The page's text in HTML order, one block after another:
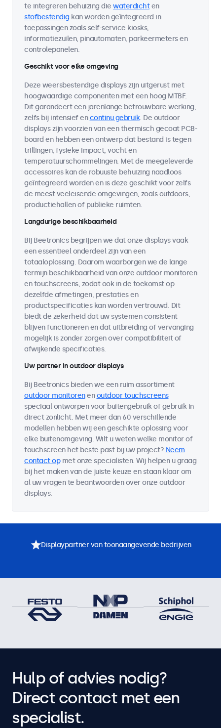
te integreren behuizing die waterdichten
stofbestendig kan worden geïntegreerd in
toepassingen zoals self-service kiosks,
informatiezuilen, pinautomaten, parkeermeters en
controlepanelen.
Geschikt voor elke omgeving
Deze weersbestendige displays zijn uitgerust met
hoogwaardige componenten met een hoog MTBF.
Dit garandeert een jarenlange betrouwbare werking,
zelfs bij intensief encontinu gebruik. De outdoor
displays zijn voorzien van een thermisch gecoat PCB-
board en hebben een ontwerp dat bestand is tegen
trillingen, fysieke impact, vocht en
temperatuurschommelingen. Met de meegeleverde
accessoires kan de robuuste behuizing naadloos
geïntegreerd worden en is deze geschikt voor zelfs
de meest veeleisende omgevingen, zoals outdoors,
productiehallen of publieke ruimten.
Langdurige beschikbaarheid
Bij Beetronics begrijpen we dat onze displays vaak
een essentieel onderdeel zijn van een
totaaloplossing. Daarom waarborgen we de lange
termijn beschikbaarheid van onze outdoor monitoren
en touchscreens, zodat ook in de toekomst op
dezelfde afmetingen, prestaties en
productspecificaties kan worden vertrouwd. Dit
biedt de zekerheid dat uw systemen consistent
blijven functioneren en dat uitbreiding of vervanging
mogelijk is zonder zorgen over compatibiliteit of
afwijkende specificaties.
Uw partner in outdoor displays
Bij Beetronics bieden we een ruim assortiment
outdoor monitorenenoutdoor touchscreens
speciaal ontworpen voor buitengebruik of gebruik in
direct zonlicht. Met meer dan 60 verschillende
modellen hebben wij een geschikte oplossing voor
elke buitenomgeving. Wilt u weten welke monitor of
touchscreen het beste past bij uw project? Neem
contact opmet onze specialisten. Wij helpen u graag
bij het maken van de juiste keuze en staan klaar om
al uw vragen te beantwoorden over onze outdoor
displays.
Displaypartner van toonaangevende bedrijven
Hulp of advies nodig?
Direct contact met een
specialist.